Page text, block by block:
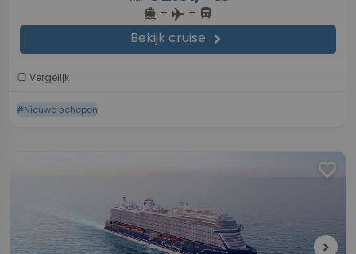
directions_boat + flight + directions_bus
Bekijk cruise chevron_right
Vergelijk
#Nieuwe schepen
favorite
chevron_right